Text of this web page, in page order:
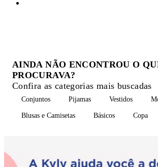
AINDA NÃO ENCONTROU O
PROCURAVA?
Confira as categorias mais buscadas
Conjuntos Pijamas Vestidos
Blusas e Camisetas Básicos Copa